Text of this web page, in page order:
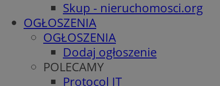
Skup - nieruchomosci.org
OGŁOSZENIA
OGŁOSZENIA
Dodaj ogłoszenie
POLECAMY
Protocol IT